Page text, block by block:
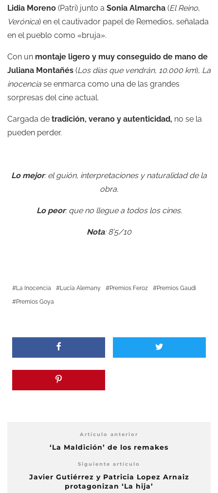
Lidia Moreno (Patri) junto a Sonia Almarcha (El Reino,
Verónica) en el cautivador papel de Remedios, señalada
en el pueblo como «bruja».
Con un montaje ligero y muy conseguido de mano de
Juliana Montañés (Los días que vendrán, 10.000 km), La
inocencia se enmarca como una de las grandes
sorpresas del cine actual.
Cargada de tradición, verano y autenticidad, no se la
pueden perder.
Lo mejor: el guión, interpretaciones y naturalidad de la
obra.
Lo peor: que no llegue a todos los cines.
Nota: 8’5/10
La Inocencia Lucía Alemany Premios Feroz
Premios Gaudi
Premios Goya
Artículo anterior
‘La Maldición’ de los remakes
Siguiente artículo
Javier Gutiérrez y Patricia Lopez Arnaiz
protagonizan ‘La hija’